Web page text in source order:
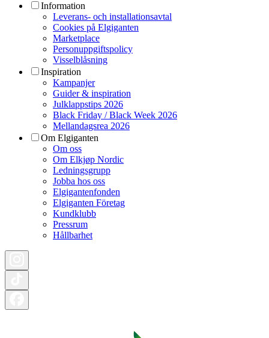
Information
Leverans- och installationsavtal
Cookies på Elgiganten
Marketplace
Personuppgiftspolicy
Visselblåsning
Inspiration
Kampanjer
Guider & inspiration
Julklappstips 2026
Black Friday / Black Week 2026
Mellandagsrea 2026
Om Elgiganten
Om oss
Om Elkjøp Nordic
Ledningsgrupp
Jobba hos oss
Elgigantenfonden
Elgiganten Företag
Kundklubb
Pressrum
Hållbarhet